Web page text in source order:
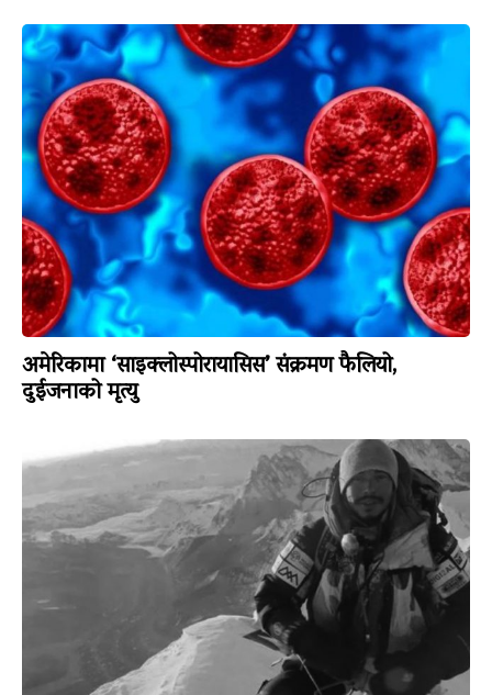
अमेरिकामा ‘साइक्लोस्पोरायासिस’ संक्रमण फैलियो,
दुईजनाको मृत्यु